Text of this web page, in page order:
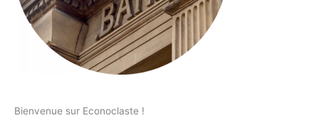
Bienvenue sur Econoclaste !